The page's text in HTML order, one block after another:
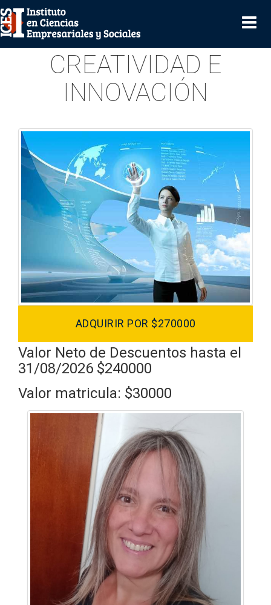
DIPLOMATURA -
CREATIVIDAD E
INNOVACIÓN
ADQUIRIR POR $270000
Valor Neto de Descuentos hasta el
31/08/2026 $240000
Valor matricula: $30000